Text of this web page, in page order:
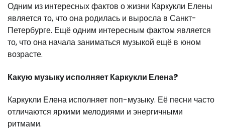
Одним из интересных фактов о жизни Каркукли Елены
является то, что она родилась и выросла в Санкт-
Петербурге. Ещё одним интересным фактом является
то, что она начала заниматься музыкой ещё в юном
возрасте.
Какую музыку исполняет Каркукли Елена?
Каркукли Елена исполняет поп-музыку. Её песни часто
отличаются яркими мелодиями и энергичными
ритмами.